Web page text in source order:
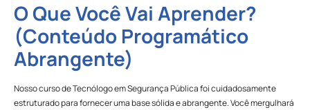
O Que Você Vai Aprender?
(Conteúdo Programático
Abrangente)
Nosso curso de Tecnólogo em Segurança Pública foi cuidadosamente
estruturado para fornecer uma base sólida e abrangente. Você mergulhará